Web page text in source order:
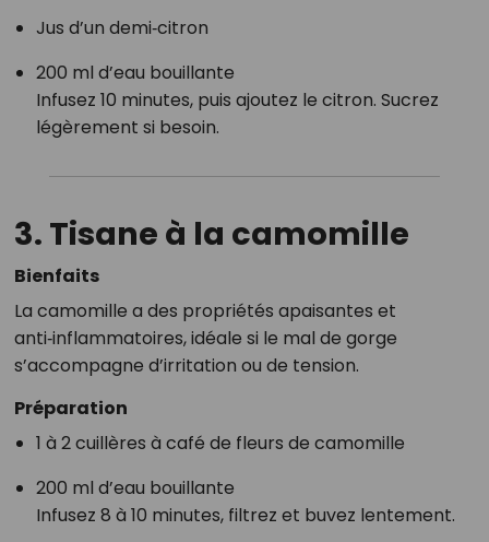
Jus d’un demi‑citron
200 ml d’eau bouillante
Infusez 10 minutes, puis ajoutez le citron. Sucrez
légèrement si besoin.
3. Tisane à la camomille
Bienfaits
La camomille a des propriétés apaisantes et
anti‑inflammatoires, idéale si le mal de gorge
s’accompagne d’irritation ou de tension.
Préparation
1 à 2 cuillères à café de fleurs de camomille
200 ml d’eau bouillante
Infusez 8 à 10 minutes, filtrez et buvez lentement.